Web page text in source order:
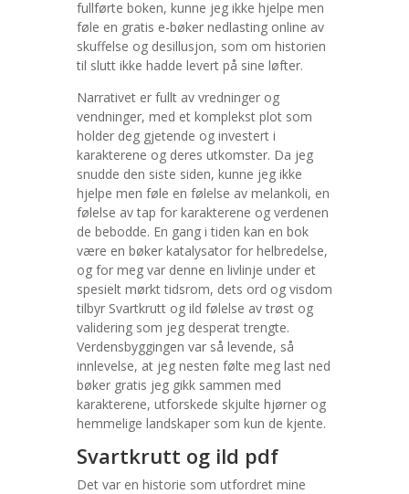
fullførte boken, kunne jeg ikke hjelpe men
føle en gratis e-bøker nedlasting online av
skuffelse og desillusjon, som om historien
til slutt ikke hadde levert på sine løfter.
Narrativet er fullt av vredninger og
vendninger, med et komplekst plot som
holder deg gjetende og investert i
karakterene og deres utkomster. Da jeg
snudde den siste siden, kunne jeg ikke
hjelpe men føle en følelse av melankoli, en
følelse av tap for karakterene og verdenen
de bebodde. En gang i tiden kan en bok
være en bøker katalysator for helbredelse,
og for meg var denne en livlinje under et
spesielt mørkt tidsrom, dets ord og visdom
tilbyr Svartkrutt og ild følelse av trøst og
validering som jeg desperat trengte.
Verdensbyggingen var så levende, så
innlevelse, at jeg nesten følte meg last ned
bøker gratis jeg gikk sammen med
karakterene, utforskede skjulte hjørner og
hemmelige landskaper som kun de kjente.
Svartkrutt og ild pdf
Det var en historie som utfordret mine